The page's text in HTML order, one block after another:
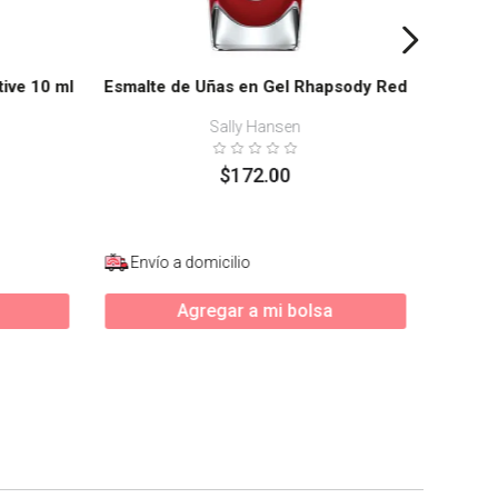
10 ml Esmalte de Uñas en Gel Rhapsody Red
Sally Hansen
$172.00
Envío a domicilio
Agregar a mi bolsa